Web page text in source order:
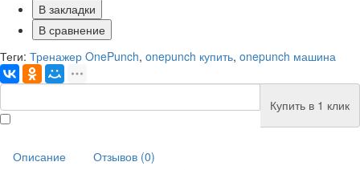
В закладки
В сравнение
Теги: Тренажер OnePunch, onepunch купить, onepunch машина
Купить в 1 клик
Описание Отзывов (0)